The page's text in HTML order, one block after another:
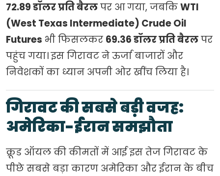
72.89 डॉलर प्रति बैरलपर आ गया, जबकिWTI
(West Texas Intermediate) Crude Oil
Futures भी फिसलकर 69.36 डॉलर प्रति बैरलपर
पहुंच गया। इस गिरावट ने ऊर्जा बाजारों और
निवेशकों का ध्यान अपनी ओर खींच लिया है।
गिरावट की सबसे बड़ी वजह:
अमेरिका-ईरान समझौता
क्रूड ऑयल की कीमतों में आई इस तेज गिरावट के
पीछे सबसे बड़ा कारण अमेरिका और ईरान के बीच